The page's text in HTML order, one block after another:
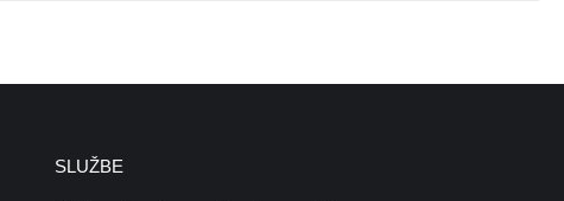
SLUŽBE